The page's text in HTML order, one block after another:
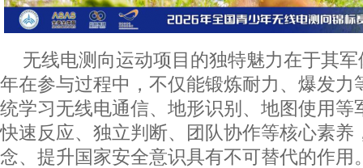
无线电测向运动项目的独特魅力在于其
年在参与过程中，不仅能锻炼耐力、爆发力
统学习无线电通信、地形识别、地图使用等
快速反应、独立判断、团队协作等核心素养
念、提升国家安全意识具有不可替代的作用